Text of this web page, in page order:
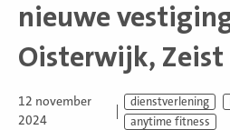
nieuwe
Oisterwijk, Zeist
12 november
2024
dienstverlening
anytime fitness